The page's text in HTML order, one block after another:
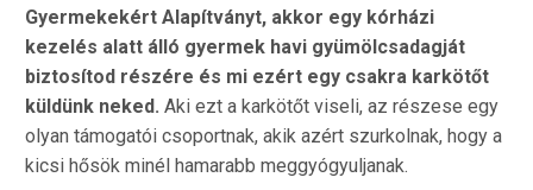
Gyermekekért Alapítványt, akkor egy kórházi
kezelés alatt álló gyermek havi gyümölcsadagját
biztosítod részére és mi ezért egy csakra karkötőt
küldünk neked.Aki ezt a karkötőt viseli, az részese egy
olyan támogatói csoportnak, akik azért szurkolnak, hogy a
kicsi hősök minél hamarabb meggyógyuljanak.